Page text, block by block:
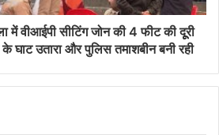
में वीआईपी सीटिंग जोन की 4 फीट की दूूरी
उतारा और पुलिस तमाशबीन बनी रही